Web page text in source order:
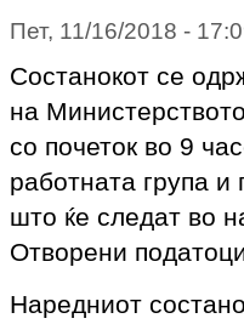
Пет, 11/16/2018 -
Состанокот се
на
со почеток во 9
работната група и
што ќе следат во
Отворени
Наредниот